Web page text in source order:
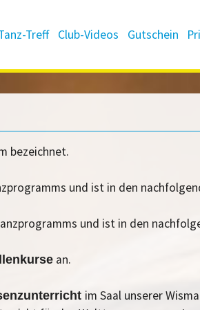
Treff Club-Videos Gutschein
bezeichnet.
und ist in den
und ist in den
an.
im Saal unserer